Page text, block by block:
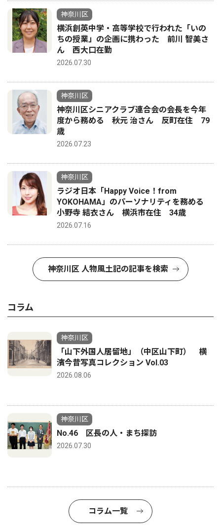
神奈川区
横浜創英中学・高等学校で行われた「いの
ちの授業」の企画に携わった 前川 智美さ
ん 西大口在勤
2026.07.30
神奈川区
神奈川区シニアクラブ連合会の会長を今年
度から務める 秋元 治さん 反町在住 79
歳
2026.07.23
神奈川区
ラジオ日本「Happy Voice！from
YOKOHAMA」のパーソナリティを務める
小野寺 結衣さん 横浜市在住 34歳
2026.07.16
神奈川区 人物風土記の記事を検索
コラム
神奈川区
「山下外国人居留地」（中区山下町） 横
濱今昔写真コレクション Vol.03
2026.08.06
神奈川区
No.46 区長の人・まち探訪
2026.07.30
コラム一覧